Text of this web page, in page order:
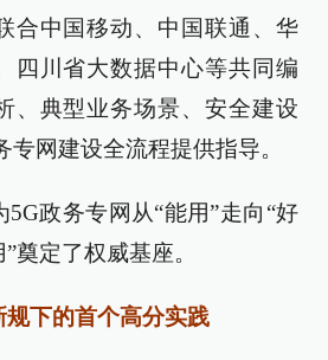
合中国移动、中国联通、华
四川省大数据中心等共同编
、典型业务场景、安全建设
专网建设全流程提供指导。
政务专网从“能用”走向“好
奠定了权威基座。
下的首个高分实践